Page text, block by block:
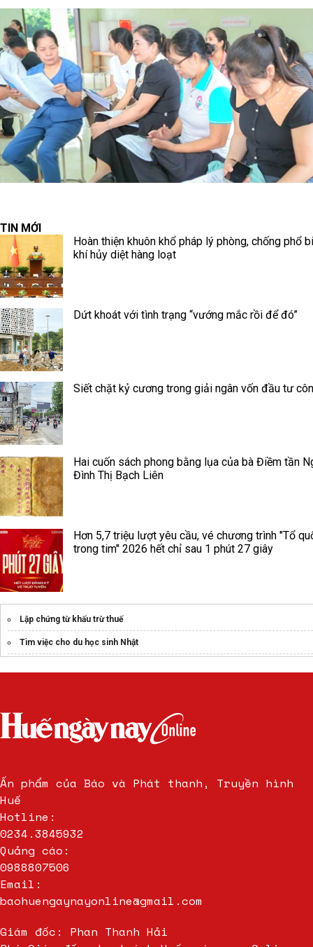
TIN MỚI
Hoàn thiện khuôn khổ pháp lý phòng, chống phổ
khí hủy diệt hàng loạt
Dứt khoát với tình trạng “vướng mắc rồi để đó”
Siết chặt kỷ cương trong giải ngân vốn đầu tư
Hai cuốn sách phong bằng lụa của bà Điềm tần
Đình Thị Bạch Liên
Hơn 5,7 triệu lượt yêu cầu, vé chương trình "Tổ
trong tim" 2026 hết chỉ sau 1 phút 27 giây
Lập chứng từ khấu trừ thuế
Tìm việc cho du học sinh Nhật
ets 2026
Ấn phẩm của Báo và Phát thanh, Truyền hình
Huế
Hotline:
0234.3845932
Quảng cáo:
0988807506
Email:
baohuengaynayonline@gmail.com
Giám đốc: Phan Thanh Hải